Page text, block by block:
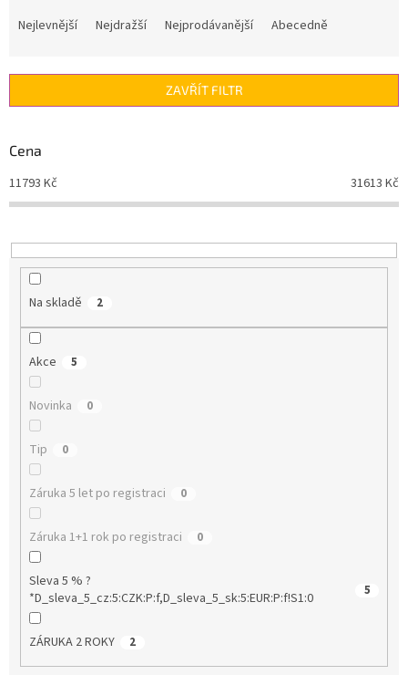
í
r
o
d
u
t
ů
Nejlevnější Nejdražší Nejprodávanější Abecedně
ZAVŘÍT FILTR
Cena
11793 Kč 31613 Kč
Na skladě 2
Akce 5
Novinka 0
Tip 0
Záruka 5 let po registraci 0
Záruka 1+1 rok po registraci 0
Sleva 5 % ?
*D_sleva_5_cz:5:CZK:P:f,D_sleva_5_sk:5:EUR:P:f!S1:0
5
ZÁRUKA 2 ROKY 2